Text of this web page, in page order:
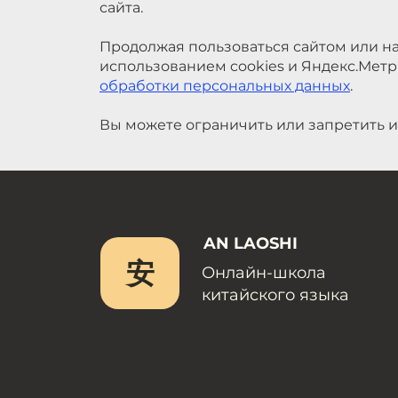
сайта.
Продолжая пользоваться сайтом или
использованием cookies и
обработки персональных данных.
Вы можете ограничить или запретить
安
AN LAOSHI
Онлайн-школа
китайского языка